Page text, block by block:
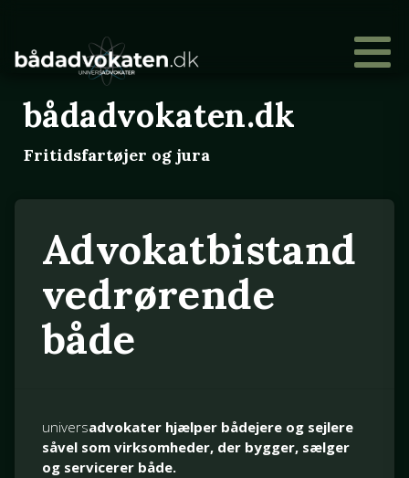
bådadvokaten.dk
Fritidsfartøjer og jura
Advokatbistand
vedrørende
både
universadvokater hjælper bådejere og sejlere
såvel som virksomheder, der bygger, sælger
og servicerer både.